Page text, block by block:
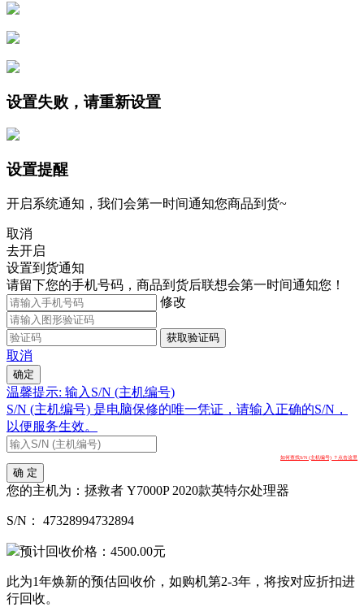
设置失败，请重新设置
设置提醒
开启系统通知，我们会第一时间通知您商品到货~
取消
去开启
设置到货通知
请留下您的手机号码，商品到货后联想会第一时间通知您！
修改
获取验证码
取消
确定
温馨提示: 输入S/N (主机编号)
S/N (主机编号) 是电脑保修的唯一凭证，请输入正确的S/N，
以便服务生效。
如何查找S/N (主机编号) ？点击这里
确 定
您的主机为： 拯救者 Y7000P 2020款英特尔处理器
S/N： 47328994732894
预计回收价格： 4500.00元
此为1年焕新的预估回收价，如购机第2-3年，将按对应折扣进
行回收。